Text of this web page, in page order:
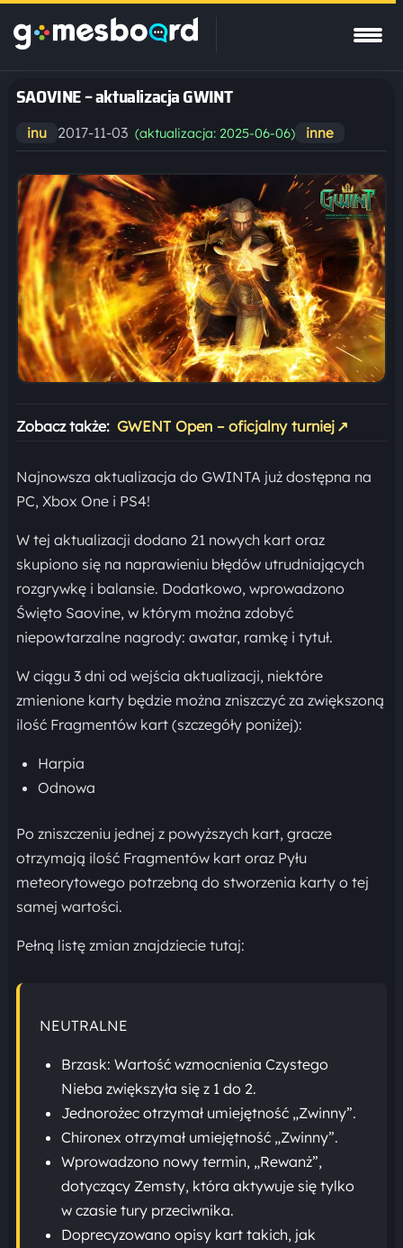
SAOVINE – aktualizacja GWINT
inu 2017-11-03 (aktualizacja: 2025-06-06) inne
Zobacz także: GWENT Open – oficjalny turniej ↗
Najnowsza aktualizacja do GWINTA już dostępna na
PC, Xbox One i PS4!
W tej aktualizacji dodano 21 nowych kart oraz
skupiono się na naprawieniu błędów utrudniających
rozgrywkę i balansie. Dodatkowo, wprowadzono
Święto Saovine, w którym można zdobyć
niepowtarzalne nagrody: awatar, ramkę i tytuł.
W ciągu 3 dni od wejścia aktualizacji, niektóre
zmienione karty będzie można zniszczyć za zwiększoną
ilość Fragmentów kart (szczegóły poniżej):
Harpia
Odnowa
Po zniszczeniu jednej z powyższych kart, gracze
otrzymają ilość Fragmentów kart oraz Pyłu
meteorytowego potrzebną do stworzenia karty o tej
samej wartości.
Pełną listę zmian znajdziecie tutaj:
NEUTRALNE
Brzask: Wartość wzmocnienia Czystego
Nieba zwiększyła się z 1 do 2.
Jednorożec otrzymał umiejętność „Zwinny”.
Chironex otrzymał umiejętność „Zwinny”.
Wprowadzono nowy termin, „Rewanż”,
dotyczący Zemsty, która aktywuje się tylko
w czasie tury przeciwnika.
Doprecyzowano opisy kart takich, jak